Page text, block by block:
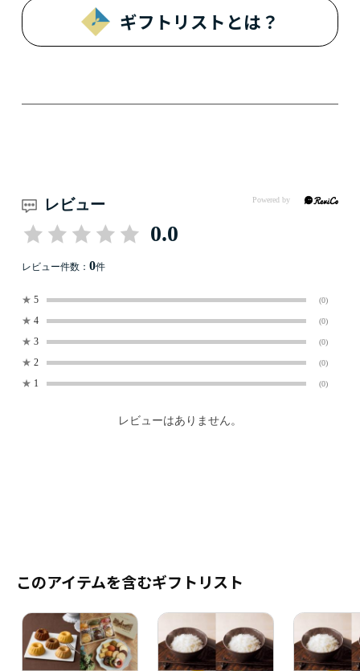
ギフトリストとは？
レビュー
0.0
レビュー件数： 0件
★ 5 (0)
★ 4 (0)
★ 3 (0)
★ 2 (0)
★ 1 (0)
レビューはありません。
このアイテムを含むギフトリスト